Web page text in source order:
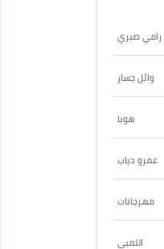
رامي صبري
وائل جسار
هوبا
عمرو دياب
مهرجانات
اللمبي